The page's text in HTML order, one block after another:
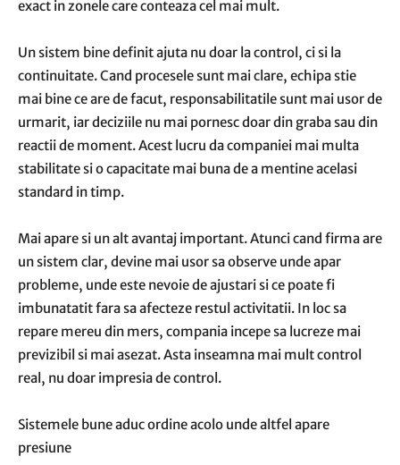
exact in zonele care conteaza cel mai mult.
Un sistem bine definit ajuta nu doar la control, ci si la
continuitate. Cand procesele sunt mai clare, echipa stie
mai bine ce are de facut, responsabilitatile sunt mai usor de
urmarit, iar deciziile nu mai pornesc doar din graba sau din
reactii de moment. Acest lucru da companiei mai multa
stabilitate si o capacitate mai buna de a mentine acelasi
standard in timp.
Mai apare si un alt avantaj important. Atunci cand firma are
un sistem clar, devine mai usor sa observe unde apar
probleme, unde este nevoie de ajustari si ce poate fi
imbunatatit fara sa afecteze restul activitatii. In loc sa
repare mereu din mers, compania incepe sa lucreze mai
previzibil si mai asezat. Asta inseamna mai mult control
real, nu doar impresia de control.
Sistemele bune aduc ordine acolo unde altfel apare
presiune